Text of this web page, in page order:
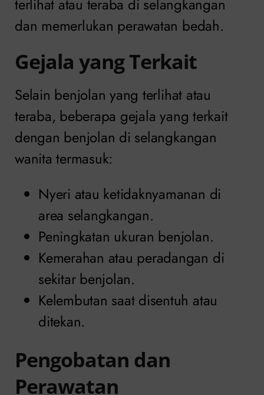
terlihat atau teraba di selangkangan
dan memerlukan perawatan bedah.
Gejala yang Terkait
Selain benjolan yang terlihat atau
teraba, beberapa gejala yang terkait
dengan benjolan di selangkangan
wanita termasuk:
Nyeri atau ketidaknyamanan di
area selangkangan.
Peningkatan ukuran benjolan.
Kemerahan atau peradangan di
sekitar benjolan.
Kelembutan saat disentuh atau
ditekan.
Pengobatan dan
Perawatan